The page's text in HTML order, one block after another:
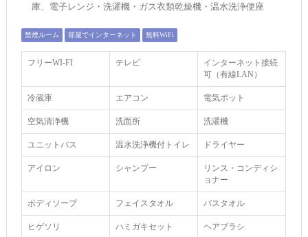
庫、電子レンジ・洗濯機・ガス衣類乾燥機・温水洗浄便座
禁煙ルーム 部屋でインターネット 無料WiFi
フリーWI‐FI テレビ
インターネット接続
可（有線LAN）
冷蔵庫 エアコン 電気ポット
空気清浄機 洗面所 洗濯機
ユニットバス 温水洗浄機付トイレ ドライヤー
アイロン シャンプー
リンス・コンディシ
ョナー
ボディソープ フェイスタオル バスタオル
ヒゲソリ ハミガキセット ヘアブラシ